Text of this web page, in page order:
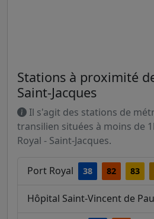
Stations à proximité
Saint-Jacques
Il s'agit des stations de
transilien situées à moins de
Royal - Saint-Jacques.
Port Royal 38 82 83
Hôpital Saint-Vincent de